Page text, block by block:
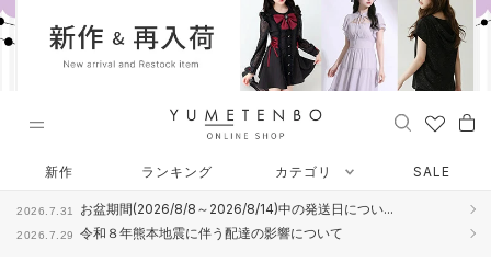
ス
キ
新作 ランキング カテゴリ SALE
2026.7.31 お盆期間(2026/8/8～2026/8/14)中の発送日につい...
2026.7.29 令和８年熊本地震に伴う配達の影響について